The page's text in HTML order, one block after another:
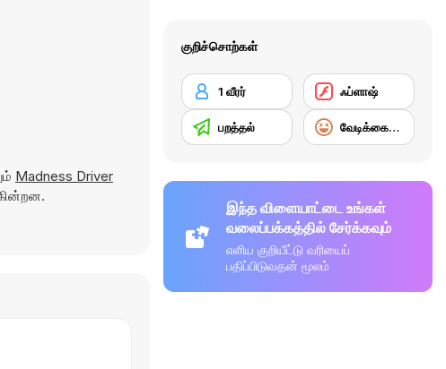
Madness Driver
குறிச்சொற்கள்
1 வீரர் ஃப்ளாஷ்
பறத்தல் வேடிக்கையான
இந்த விளையாட்டை உங்கள்
வலைப்பக்கத்தில் சேர்க்கவும்
எளிய குறியீட்டு வரியைப்
பதிப்பிடுவதன் மூலம்